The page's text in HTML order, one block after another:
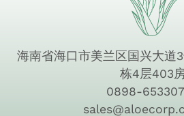
海南省海口市美兰区国兴大道
栋4层403
0898-